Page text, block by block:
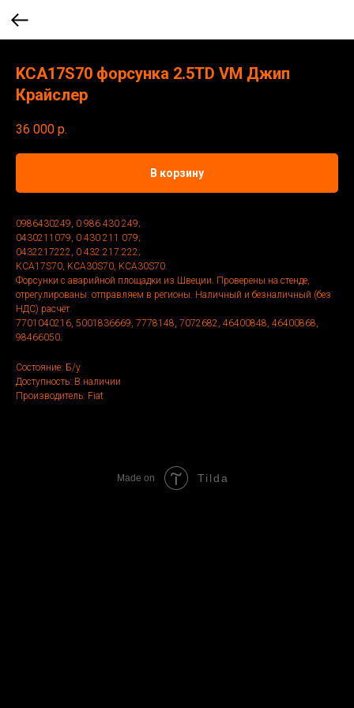
KCA17S70 форсунка 2.5TD VM Джип
Крайслер
36 000 р.
В корзину
0986430249, 0 986 430 249;
0430211079, 0 430 211 079;
0432217222, 0 432 217 222;
КСА17S70, KCA30S70, KCA30S70.
Форсунки с аварийной площадки из Швеции. Проверены на стенде,
отрегулированы. отправляем в регионы. Наличный и безналичный (без
НДС) расчёт.
7701040216, 5001836669, 7778148, 7072682, 46400848, 46400868,
98466050.
Состояние: Б/у
Доступность: В наличии
Производитель: Fiat
Made on Tilda